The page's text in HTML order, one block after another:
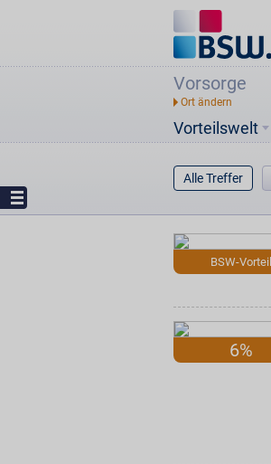
Vorsorge
Vorteilswelt
Alle Treffer
BSW-Vorteil
6%